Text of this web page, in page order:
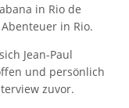
in Rio de
in Rio.
Jean-Paul
und persönlich
zuvor.